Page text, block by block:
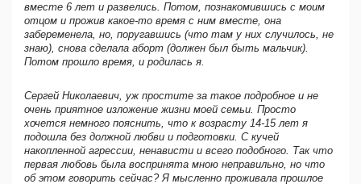
вместе 6 лет и развелись. Потом, познакомившись с моим
отцом и прожив какое-то время с ним вместе, она
забеременела, но, поругавшись (что там у них случилось, не
знаю), снова сделала аборт (должен был быть мальчик).
Потом прошло время, и родилась я.
Сергей Николаевич, уж простите за такое подробное и не
очень приятное изложение жизни моей семьи. Просто
хочется немного пояснить, что к возрасту 14-15 лет я
подошла без должной любви и подготовки. С кучей
накопленной агрессии, ненависти и всего подобного. Так что
первая любовь была воспринята мною неправильно, но что
об этом говорить сейчас? Я мысленно проживала прошлое